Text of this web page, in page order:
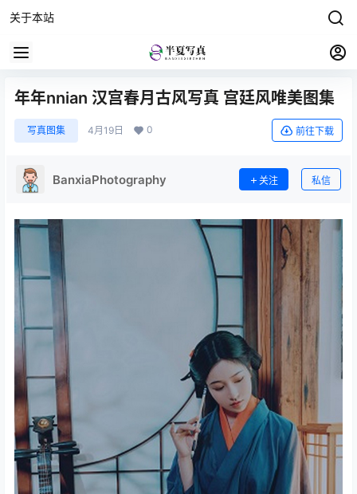
关于本站
年年nnian 汉宫春月古风写真 宫廷风唯美图集
写真图集 4月19日 0 前往下载
BanxiaPhotography 关注 私信